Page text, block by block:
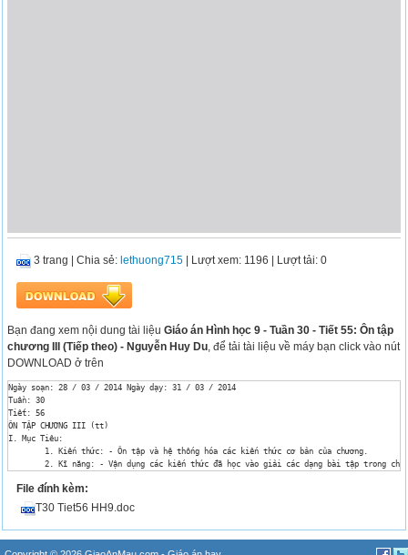
3 trang |Chia sẻ: lethuong715 | Lượt xem: 1196 | Lượt tải: 0
Bạn đang xem nội dung tài liệuGiáo án Hình học 9 - Tuần 30 - Tiết 55: Ôn tập
chương III (Tiếp theo) - Nguyễn Huy Du, để tải tài liệu về máy bạn click vào nút
DOWNLOAD ở trên
Ngày soạn: 28 / 03 / 2014 Ngày dạy: 31 / 03 / 2014
Tuần: 30
Tiết: 56
ÔN TẬP CHƯƠNG III (tt)
I. Mục Tiêu:
	2. Kĩ năng: - Vận dụng các kiến thức đã học vào giải các dạng bài tập trong chương.
II. Chuẩn Bị:
- GV: SGK, thước thẳng, compa, êke.
- HS: SGK, thước thẳng, compa, êke.
- Vấn đáp, luyện tập thực hành, thảo luận nhóm
IV. Tiến Trình Bài Dạy:
File đính kèm:
T30 Tiet56 HH9.doc